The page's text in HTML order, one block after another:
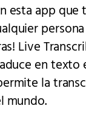
esta app que
Live
en
la
mundo.